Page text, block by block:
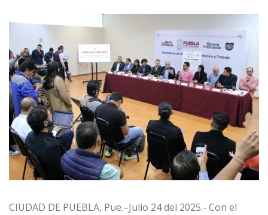
CIUDAD DE PUEBLA, Pue.–Julio 24 del 2025.- Con el